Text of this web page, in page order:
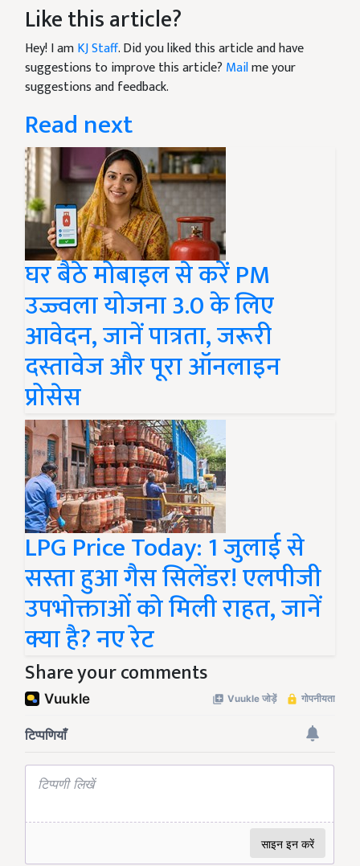
Like this article?
Hey! I amKJ Staff. Did you liked this article and have
suggestions to improve this article? Mailme your
suggestions and feedback.
Read next
घर बैठे मोबाइल से करें PM
उज्ज्वला योजना 3.0 के लिए
आवेदन, जानें पात्रता, जरूरी
दस्तावेज और पूरा ऑनलाइन
प्रोसेस
LPG Price Today: 1 जुलाई से
सस्ता हुआ गैस सिलेंडर! एलपीजी
उपभोक्ताओं को मिली राहत, जानें
क्या है? नए रेट
Share your comments